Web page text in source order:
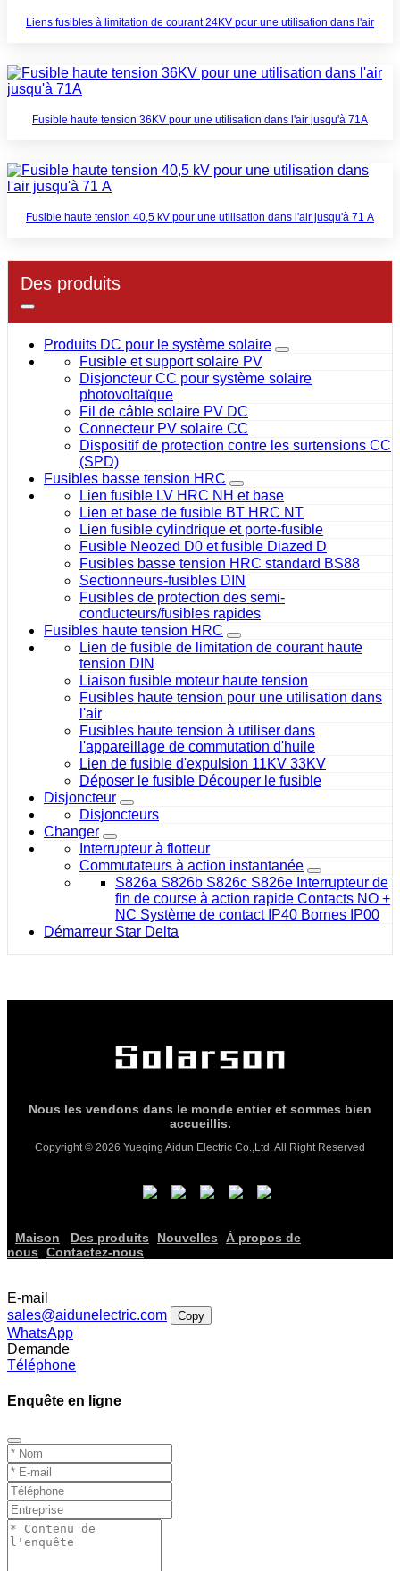
Liens fusibles à limitation de courant 24KV pour une utilisation dans l'air
Fusible haute tension 36KV pour une utilisation dans l'air jusqu'à 71A
Fusible haute tension 40,5 kV pour une utilisation dans l'air jusqu'à 71 A
Des produits
Produits DC pour le système solaire
Fusible et support solaire PV
Disjoncteur CC pour système solaire
photovoltaïque
Fil de câble solaire PV DC
Connecteur PV solaire CC
Dispositif de protection contre les surtensions CC
(SPD)
Fusibles basse tension HRC
Lien fusible LV HRC NH et base
Lien et base de fusible BT HRC NT
Lien fusible cylindrique et porte-fusible
Fusible Neozed D0 et fusible Diazed D
Fusibles basse tension HRC standard BS88
Sectionneurs-fusibles DIN
Fusibles de protection des semi-
conducteurs/fusibles rapides
Fusibles haute tension HRC
Lien de fusible de limitation de courant haute
tension DIN
Liaison fusible moteur haute tension
Fusibles haute tension pour une utilisation dans
l'air
Fusibles haute tension à utiliser dans
l'appareillage de commutation d'huile
Lien de fusible d'expulsion 11KV 33KV
Déposer le fusible Découper le fusible
Disjoncteur
Disjoncteurs
Changer
Interrupteur à flotteur
Commutateurs à action instantanée
S826a S826b S826c S826e Interrupteur de
fin de course à action rapide Contacts NO +
NC Système de contact IP40 Bornes IP00
Démarreur Star Delta
Nous les vendons dans le monde entier et sommes bien
accueillis.
Copyright © 2026 Yueqing Aidun Electric Co.,Ltd. All Right Reserved
Maison Des produits Nouvelles
À propos de
nous
Contactez-nous
E-mail
sales@aidunelectric.com
Copy
WhatsApp
Demande
Téléphone
Enquête en ligne